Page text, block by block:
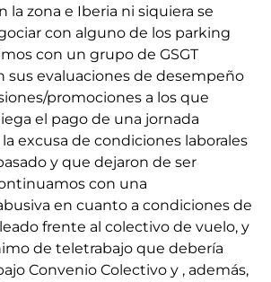
la zona e Iberia ni siquiera se
con alguno de los parking
con un grupo de GSGT
sus evaluaciones de desempeño
promociones a los que
el pago de una jornada
excusa de condiciones laborales
y que dejaron de ser
con una
en cuanto a condiciones de
frente al colectivo de vuelo, y
de teletrabajo que debería
Convenio Colectivo y , además,